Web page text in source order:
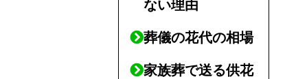
ない理由
葬儀の花代の相場
家族葬で送る供花